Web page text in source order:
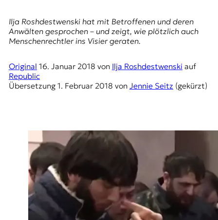
K
O
D
E
Ilja Roshdestwenski hat mit Betroffenen und deren
Anwälten gesprochen – und zeigt, wie plötzlich auch
Menschenrechtler ins Visier geraten.
Original 16. Januar 2018 von Ilja Roshdestwenski auf
Republic
Übersetzung 1. Februar 2018 von Jennie Seitz (gekürzt)